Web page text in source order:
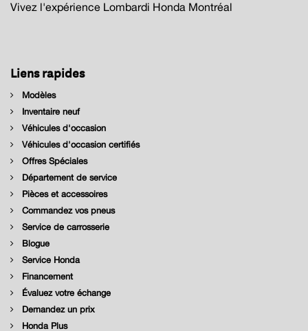
Vivez l'expérience Lombardi Honda Montréal
Liens rapides
Modèles
Inventaire neuf
Véhicules d'occasion
Véhicules d'occasion certifiés
Offres Spéciales
Département de service
Pièces et accessoires
Commandez vos pneus
Service de carrosserie
Blogue
Service Honda
Financement
Évaluez votre échange
Demandez un prix
Honda Plus